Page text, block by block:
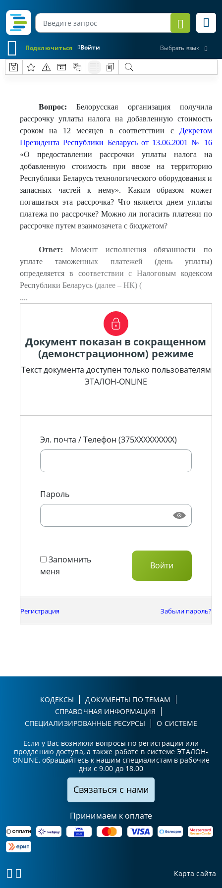
Войти
Подключиться Выбрать язык
Вопрос: Белорусская организация получила
рассрочку уплаты налога на добавленную стоимость
сроком на 12 месяцев в соответствии с Декретом
Президента Республики Беларусь от 13.06.2001 № 16
«О предоставлении рассрочки уплаты налога на
добавленную стоимость при ввозе на территорию
Республики Беларусь технологического оборудования и
запасных частей к нему». Каким образом может
погашаться эта рассрочка? Что является днем уплаты
платежа по рассрочке? Можно ли погасить платежи по
рассрочке путем взаимозачета с бюджетом?
Ответ: Момент исполнения обязанности по
уплате таможенных платежей (день уплаты)
определяется в соответствии с Налоговым кодексом
Республики Беларусь (далее – НК) (
....
Документ показан в сокращенном
(демонстрационном) режиме
Текст документа доступен только пользователям
ЭТАЛОН-ONLINE
Эл. почта / Телефон (375XXXXXXXXX)
Пароль
Запомнить
меня
Регистрация Забыли пароль?
КОДЕКСЫ
ДОКУМЕНТЫ ПО ТЕМАМ
СПРАВОЧНАЯ ИНФОРМАЦИЯ
СПЕЦИАЛИЗИРОВАННЫЕ РЕСУРСЫ
О СИСТЕМЕ
Если у Вас возникли вопросы по регистрации или
продлению доступа, а также работе в системе ЭТАЛОН-
ONLINE, обращайтесь к нашим специалистам в рабочие
дни с 9.00 до 18.00
Связаться с нами
Принимаем к оплате
Карта сайта